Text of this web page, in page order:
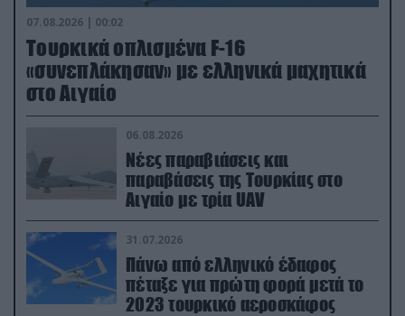
07.08.2026 | 00:02
Τουρκικά οπλισμένα F-16
«συνεπλάκησαν» με ελληνικά μαχητικά
στο Αιγαίο
06.08.2026
Νέες παραβιάσεις και
παραβάσεις της Τουρκίας στο
Αιγαίο με τρία UAV
31.07.2026
Πάνω από ελληνικό έδαφος
πέταξε για πρώτη φορά μετά το
2023 τουρκικό αεροσκάφος